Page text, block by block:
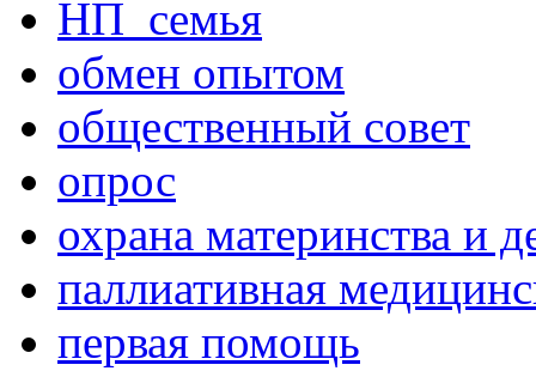
НП_семья
обмен опытом
общественный совет
опрос
охрана материнства и
паллиативная
первая помощь